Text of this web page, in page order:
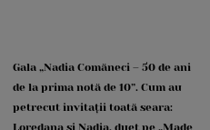
Gala „Nadia Comăneci – 50 de ani
de la prima notă de 10”. Cum au
petrecut invitații toată seara:
Loredana și Nadia, duet pe „Made